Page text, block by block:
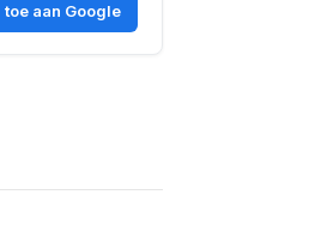
toe aan Google